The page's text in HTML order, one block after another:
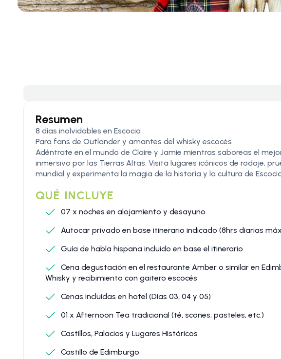
Resumen
8 días inolvidables en Escocia
Para fans de Outlander y amantes del whisky escocés
Adéntrate en el mundo de Claire y Jamie mientras saboreas el
inmersivo por las Tierras Altas. Visita lugares icónicos de rodaje,
mundial y experimenta la magia de la historia y la cultura de
QUÉ INCLUYE
07 x noches en alojamiento y desayuno
Autocar privado en base itinerario indicado (8hrs diarias
Guía de habla hispana incluido en base el itinerario
Cena degustación en el restaurante Amber o similar en
Whisky y recibimiento con gaitero escocés
Cenas incluidas en hotel (Dias 03, 04 y 05)
01 x Afternoon Tea tradicional (té, scones, pasteles, etc.)
Castillos, Palacios y Lugares Históricos
Castillo de Edimburgo